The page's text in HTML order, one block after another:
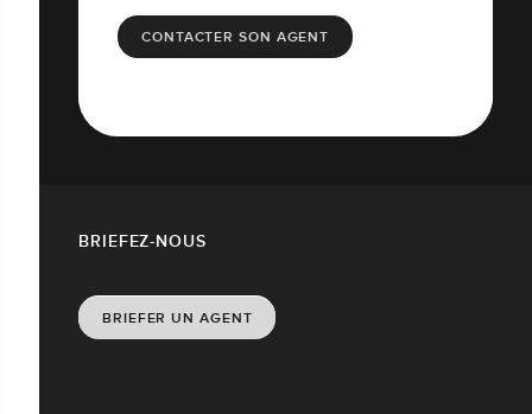
CONTACTER SON AGENT
BRIEFEZ-NOUS
BRIEFER UN AGENT